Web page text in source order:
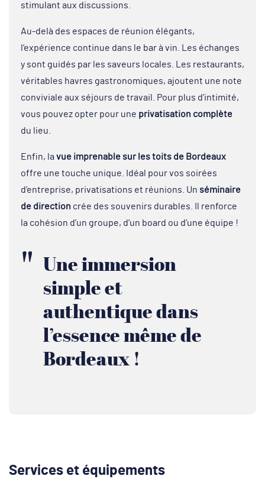
stimulant aux discussions.
Au-delà des espaces de réunion élégants,
l’expérience continue dans le bar à vin. Les échanges
y sont guidés par les saveurs locales. Les restaurants,
véritables havres gastronomiques, ajoutent une note
conviviale aux séjours de travail. Pour plus d’intimité,
vous pouvez opter pour une privatisation complète
du lieu.
Enfin, la vue imprenable sur les toits de Bordeaux
offre une touche unique. Idéal pour vos soirées
d’entreprise, privatisations et réunions. Un séminaire
de direction crée des souvenirs durables. Il renforce
la cohésion d’un groupe, d’un board ou d’une équipe !
Une immersion
simple et
authentique dans
l’essence même de
Bordeaux !
Services et équipements